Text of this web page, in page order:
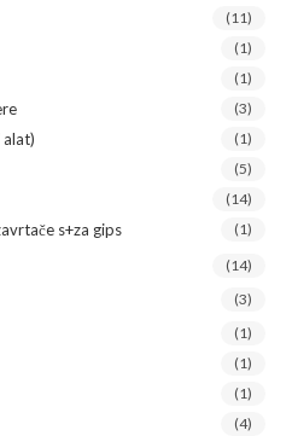
(11)
(1)
(1)
(3)
(1)
(5)
(14)
s+za gips (1)
(14)
(3)
(1)
(1)
(1)
(4)